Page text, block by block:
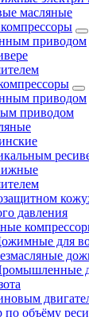
масляные
приводом
приводом
приводом
давления
для
объёму